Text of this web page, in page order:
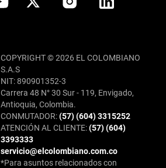
COPYRIGHT © 2026 EL COLOMBIANO
S.A.S
NIT: 890901352-3
Carrera 48 N° 30 Sur - 119, Envigado,
Antioquia, Colombia.
CONMUTADOR:(57) (604) 3315252
ATENCIÓN AL CLIENTE:(57) (604)
3393333
servicio@elcolombiano.com.co
*Para asuntos relacionados con